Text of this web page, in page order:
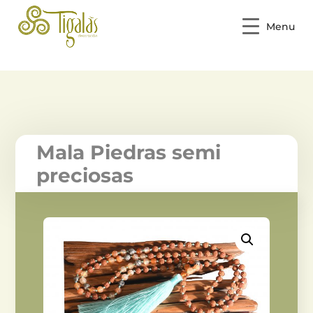
Menu
Mala Piedras semi
preciosas